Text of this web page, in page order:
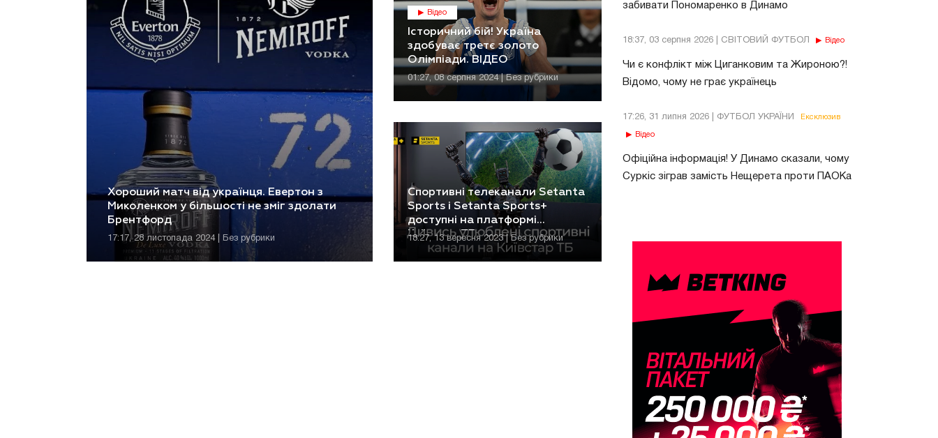
забивати Пономаренко в Динамо
18:37, 03 серпня 2026 | СВІТОВИЙ ФУТБОЛ Відео
Чи є конфлікт між Циганковим та Жироною?!
Відомо, чому не грає українець
17:26, 31 липня 2026 | ФУТБОЛ УКРАЇНИ Ексклюзив
Відео
Офіційна інформація! У Динамо сказали, чому
Суркіс зіграв замість Нещерета проти ПАОКа
Хороший матч від українця. Евертон з
Миколенком у більшості не зміг здолати
Брентфорд
17:17, 28 листопада 2024 | Без рубрики
Відео
Історичний бій! Україна
здобуває третє золото
Олімпіади. ВІДЕО
01:27, 08 серпня 2024 | Без рубрики
Спортивні телеканали Setanta
Sports і Setanta Sports+
доступні на платформі
Київстар ТБ
18:27, 13 вересня 2023 | Без рубрики